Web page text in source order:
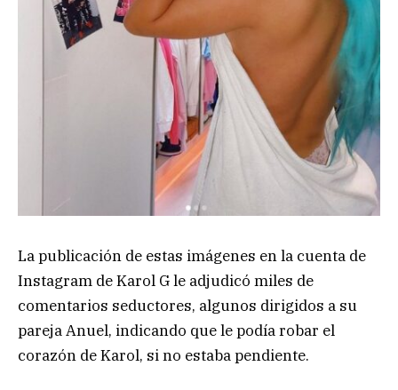
La publicación de estas imágenes en la cuenta de
Instagram de Karol G le adjudicó miles de
comentarios seductores, algunos dirigidos a su
pareja Anuel, indicando que le podía robar el
corazón de Karol, si no estaba pendiente.